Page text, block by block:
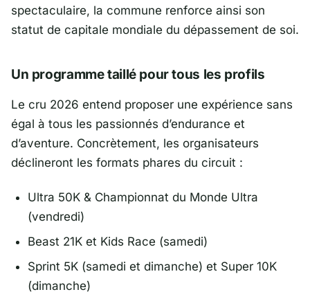
spectaculaire, la commune renforce ainsi son
statut de capitale mondiale du dépassement de soi.
Un programme taillé pour tous les profils
Le cru 2026 entend proposer une expérience sans
égal à tous les passionnés d’endurance et
d’aventure. Concrètement, les organisateurs
déclineront les formats phares du circuit :
Ultra 50K & Championnat du Monde Ultra
(vendredi)
Beast 21K et Kids Race (samedi)
Sprint 5K (samedi et dimanche) et Super 10K
(dimanche)